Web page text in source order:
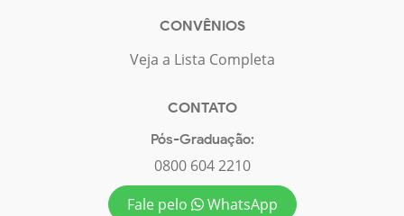
CONVÊNIOS
Veja a Lista Completa
CONTATO
Pós-Graduação:
0800 604 2210
Fale pelo
WhatsApp